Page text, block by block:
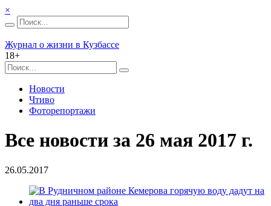
×
Журнал о жизни в Кузбассе
18+
Новости
Чтиво
Фоторепортажи
Все новости за 26 мая 2017 г.
26.05.2017